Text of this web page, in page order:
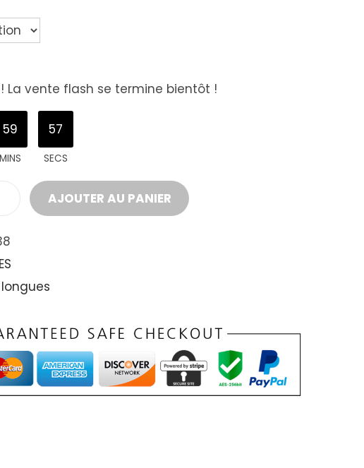
La vente flash se termine bientôt !
59
MINS
56
SECS
AJOUTER AU PANIER